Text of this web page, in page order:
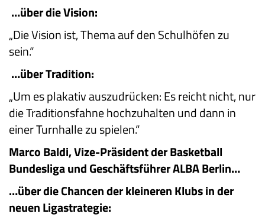
…über die Vision:
„Die Vision ist, Thema auf den Schulhöfen zu
sein.“
…über Tradition:
„Um es plakativ auszudrücken: Es reicht nicht, nur
die Traditionsfahne hochzuhalten und dann in
einer Turnhalle zu spielen.“
Marco Baldi, Vize-Präsident der Basketball
Bundesliga und Geschäftsführer ALBA Berlin…
…über die Chancen der kleineren Klubs in der
neuen Ligastrategie: